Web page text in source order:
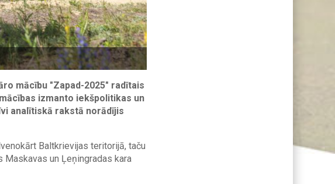
mācību "Zapad-2025" radītais
izmanto iekšpolitikas un
analītiskā rakstā norādījis
Baltkrievijas teritorijā, taču
un Ļeņingradas kara